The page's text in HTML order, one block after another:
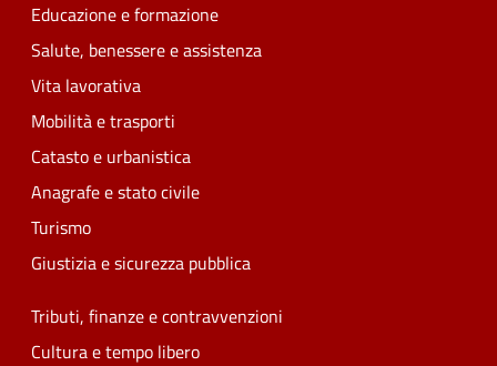
Educazione e formazione
Salute, benessere e assistenza
Vita lavorativa
Mobilità e trasporti
Catasto e urbanistica
Anagrafe e stato civile
Turismo
Giustizia e sicurezza pubblica
Tributi, finanze e contravvenzioni
Cultura e tempo libero